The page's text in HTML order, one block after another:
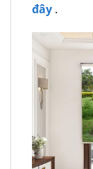
đây .